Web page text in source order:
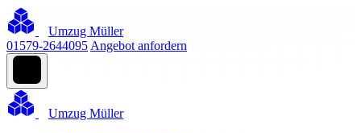
Umzug Müller
01579-2644095 Angebot anfordern
Umzug Müller